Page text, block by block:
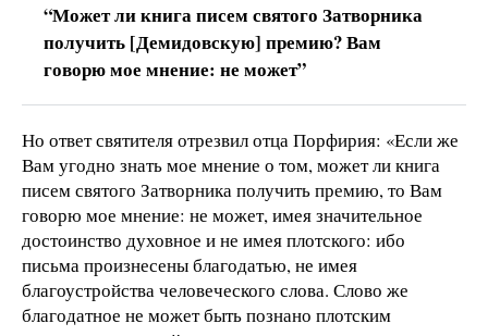
“Может ли книга писем святого Затворника
получить [Демидовскую] премию? Вам
говорю мое мнение: не может”
Но ответ святителя отрезвил отца Порфирия: «Если же
Вам угодно знать мое мнение о том, может ли книга
писем святого Затворника получить премию, то Вам
говорю мое мнение: не может, имея значительное
достоинство духовное и не имея плотского: ибо
письма произнесены благодатью, не имея
благоустройства человеческого слова. Слово же
благодатное не может быть познано плотским